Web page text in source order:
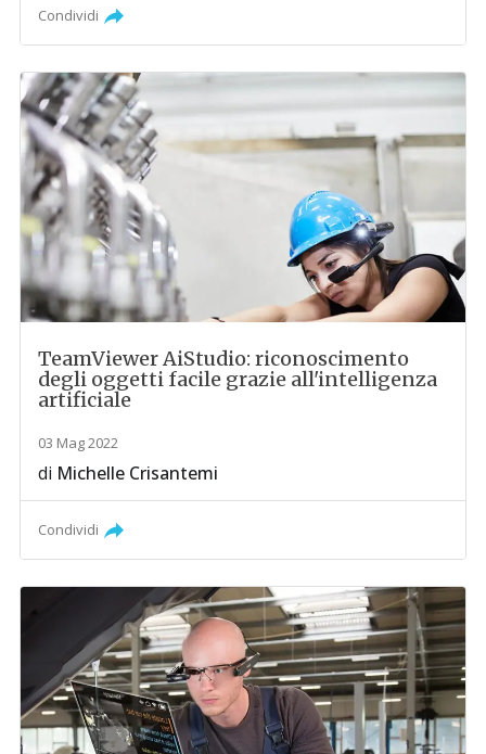
Condividi
TeamViewer AiStudio: riconoscimento
degli oggetti facile grazie all'intelligenza
artificiale
03 Mag 2022
di Michelle Crisantemi
Condividi